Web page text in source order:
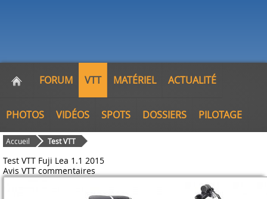
FORUM VTT MATÉRIEL ACTUALITÉ
PHOTOS VIDÉOS SPOTS DOSSIERS PILOTAGE
Accueil Test VTT
Test VTT Fuji Lea 1.1 2015
Avis VTT commentaires